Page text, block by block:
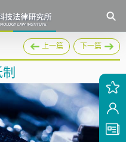
上一篇 下一篇